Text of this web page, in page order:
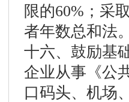
限的60%；采
者年数总和法
十六、鼓励基
企业从事《公
口码头、机场